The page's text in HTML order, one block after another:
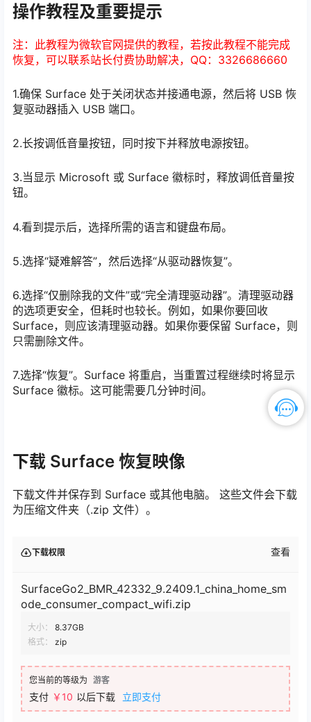
操作教程及重要提示
注：此教程为微软官网提供的教程，若按此教程不能完成
恢复，可以联系站长付费协助解决，QQ：3326686660
1.确保 Surface 处于关闭状态并接通电源，然后将 USB 恢
复驱动器插入 USB 端口。
2.长按调低音量按钮，同时按下并释放电源按钮。
3.当显示 Microsoft 或 Surface 徽标时，释放调低音量按
钮。
4.看到提示后，选择所需的语言和键盘布局。
5.选择“疑难解答”，然后选择“从驱动器恢复”。
6.选择“仅删除我的文件”或“完全清理驱动器”。清理驱动器
的选项更安全，但耗时也较长。例如，如果你要回收
Surface，则应该清理驱动器。如果你要保留 Surface，则
只需删除文件。
7.选择“恢复”。Surface 将重启，当重置过程继续时将显示
Surface 徽标。这可能需要几分钟时间。
下载 Surface 恢复映像
下载文件并保存到 Surface 或其他电脑。 这些文件会下载
为压缩文件夹（.zip 文件）。
下载权限 查看
SurfaceGo2_BMR_42332_9.2409.1_china_home_sm
ode_consumer_compact_wifi.zip
大小：
8.37GB
格式：
zip
您当前的等级为 游客
支付 ￥10 以后下载 立即支付